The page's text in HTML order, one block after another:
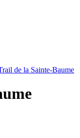
de la Sainte-Baume